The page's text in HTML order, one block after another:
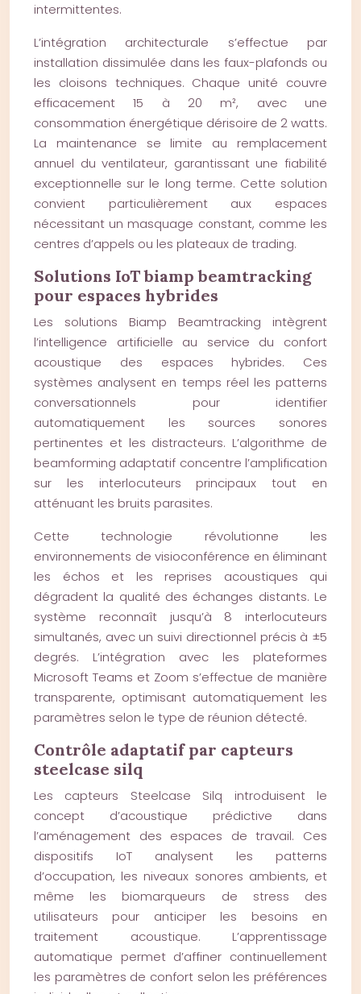
intermittentes.
L’intégration architecturale s’effectue par
installation dissimulée dans les faux-plafonds ou
les cloisons techniques. Chaque unité couvre
efficacement 15 à 20 m², avec une
consommation énergétique dérisoire de 2 watts.
La maintenance se limite au remplacement
annuel du ventilateur, garantissant une fiabilité
exceptionnelle sur le long terme. Cette solution
convient particulièrement aux espaces
nécessitant un masquage constant, comme les
centres d’appels ou les plateaux de trading.
Solutions IoT biamp beamtracking
pour espaces hybrides
Les solutions Biamp Beamtracking intègrent
l’intelligence artificielle au service du confort
acoustique des espaces hybrides. Ces
systèmes analysent en temps réel les patterns
conversationnels pour identifier
automatiquement les sources sonores
pertinentes et les distracteurs. L’algorithme de
beamforming adaptatif concentre l’amplification
sur les interlocuteurs principaux tout en
atténuant les bruits parasites.
Cette technologie révolutionne les
environnements de visioconférence en éliminant
les échos et les reprises acoustiques qui
dégradent la qualité des échanges distants. Le
système reconnaît jusqu’à 8 interlocuteurs
simultanés, avec un suivi directionnel précis à ±5
degrés. L’intégration avec les plateformes
Microsoft Teams et Zoom s’effectue de manière
transparente, optimisant automatiquement les
paramètres selon le type de réunion détecté.
Contrôle adaptatif par capteurs
steelcase silq
Les capteurs Steelcase Silq introduisent le
concept d’acoustique prédictive dans
l’aménagement des espaces de travail. Ces
dispositifs IoT analysent les patterns
d’occupation, les niveaux sonores ambients, et
même les biomarqueurs de stress des
utilisateurs pour anticiper les besoins en
traitement acoustique. L’apprentissage
automatique permet d’affiner continuellement
les paramètres de confort selon les préférences